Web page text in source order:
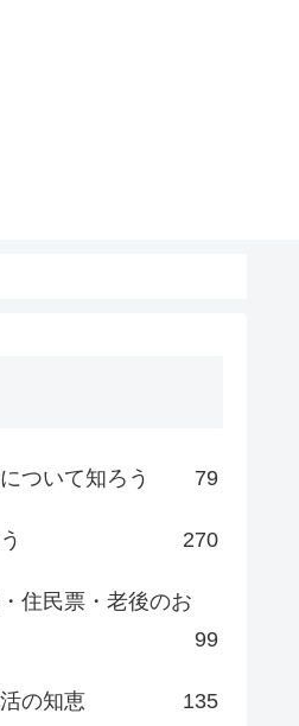
ついて知ろう 79
270
住民票・老後のお
99
の知恵 135